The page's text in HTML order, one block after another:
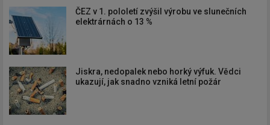
ČEZ v 1. pololetí zvýšil výrobu ve slunečních
elektrárnách o 13 %
Jiskra, nedopalek nebo horký výfuk. Vědci
ukazují, jak snadno vzniká letní požár